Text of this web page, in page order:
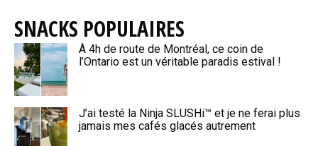
SNACKS POPULAIRES
À 4h de route de Montréal, ce coin de
l’Ontario est un véritable paradis estival !
J’ai testé la Ninja SLUSHi™ et je ne ferai plus
jamais mes cafés glacés autrement